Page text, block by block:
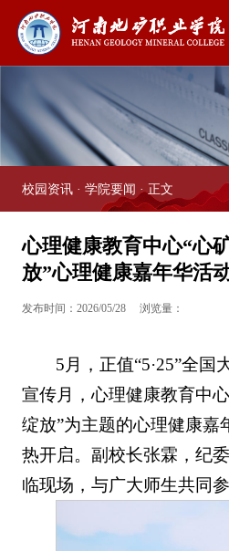
校园资讯· 学院要闻 · 正文
心理健康教育中心“心
放”心理健康嘉年华活
发布时间：2026/05/28 浏览量：
5月，正值“5·25”全国
宣传月，心理健康教育中
绽放”为主题的心理健康嘉
热开启。副校长张霖，纪
临现场，与广大师生共同参